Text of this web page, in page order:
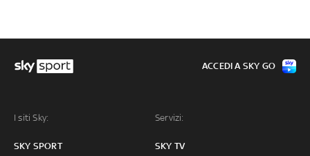
I siti Sky:
SKY SPORT
Servizi:
SKY TV
ACCEDI A SKY GO